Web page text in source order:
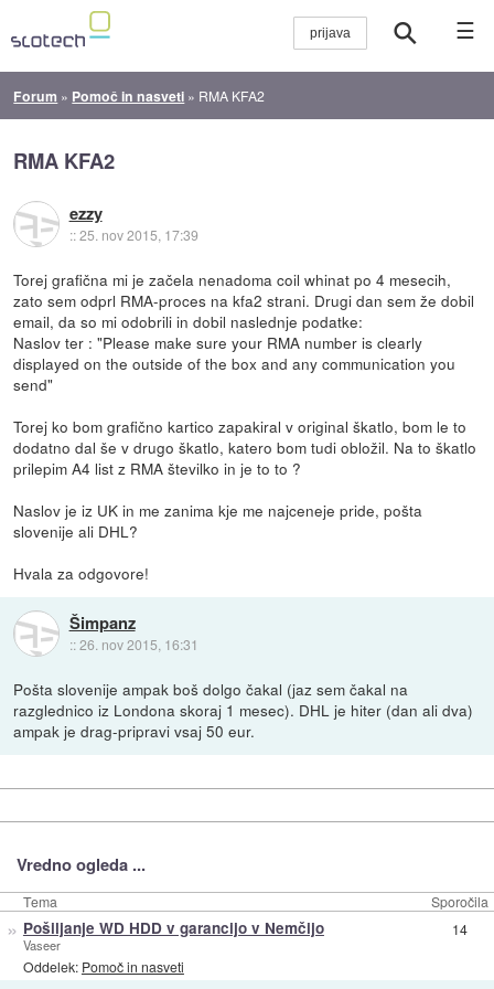
☰
Forum » Pomoč in nasveti » RMA KFA2
RMA KFA2
ezzy
::25. nov 2015, 17:39
Torej grafična mi je začela nenadoma coil whinat po 4 mesecih,
zato sem odprl RMA-proces na kfa2 strani. Drugi dan sem že dobil
email, da so mi odobrili in dobil naslednje podatke:
Naslov ter : "Please make sure your RMA number is clearly
displayed on the outside of the box and any communication you
send"
Torej ko bom grafično kartico zapakiral v original škatlo, bom le to
dodatno dal še v drugo škatlo, katero bom tudi obložil. Na to škatlo
prilepim A4 list z RMA številko in je to to ?
Naslov je iz UK in me zanima kje me najceneje pride, pošta
slovenije ali DHL?
Hvala za odgovore!
Šimpanz
::26. nov 2015, 16:31
Pošta slovenije ampak boš dolgo čakal (jaz sem čakal na
razglednico iz Londona skoraj 1 mesec). DHL je hiter (dan ali dva)
ampak je drag-pripravi vsaj 50 eur.
Vredno ogleda ...
Tema Sporočila
» Pošiljanje WD HDD v garancijo v Nemčijo
Vaseer
Oddelek: Pomoč in nasveti
14